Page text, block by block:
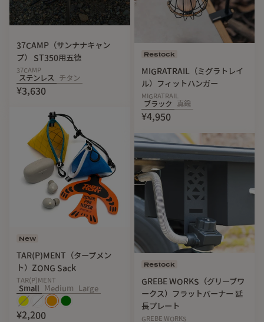
37CAMP（サンナナキャン
プ） ST350用五徳
37CAMP
ステンレス チタン
¥3,630
New
TAR(P)MENT（タープメン
ト）ZONG Sack
TAR(P)MENT
Small Medium Large
¥2,200
Restock
MIGRATRAIL（ミグラトレイ
ル）フィットハンガー
MIGRATRAIL
ブラック 真鍮
¥4,950
Restock
GREBE WORKS（グリーブワ
ークス）フラットバーナー 延
長プレート
GREBE WORKS